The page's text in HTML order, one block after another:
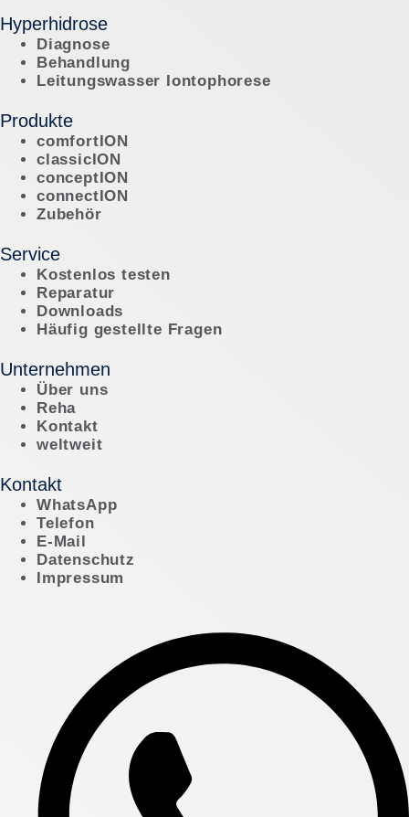
Hyperhidrose
Diagnose
Behandlung
Leitungswasser Iontophorese
Produkte
comfortION
classicION
conceptION
connectION
Zubehör
Service
Kostenlos testen
Reparatur
Downloads
Häufig gestellte Fragen
Unternehmen
Über uns
Reha
Kontakt
weltweit
Kontakt
WhatsApp
Telefon
E-Mail
Datenschutz
Impressum